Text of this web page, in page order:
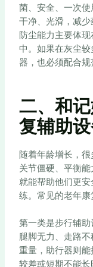
菌、安全、一次
干净、光滑，减
防尘能力主要体
中。如果在灰尘
器，也必须配合规
二、和
复辅助
随着年龄增长，很
关节僵硬、平衡
就能帮助他们更
练。常见的老年康
第一类是步行辅
腿脚无力、走路
重量，助行器则
较差或短期不能长